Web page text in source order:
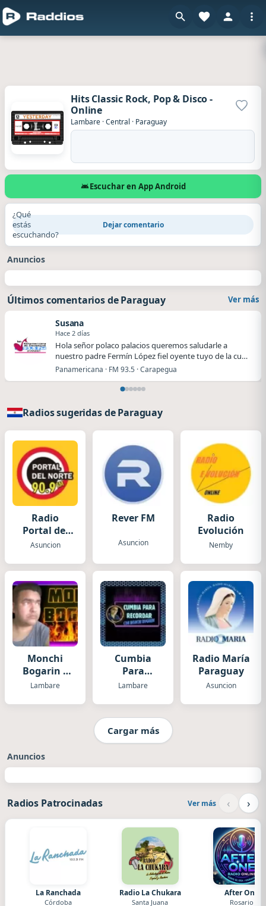
Hits Classic Rock, Pop & Disco -
Online
Lambare ·Central · Paraguay
Escuchar en App Android
¿Qué
estás
escuchando?
Dejar comentario
Anuncios
Últimos comentarios de Paraguay Ver más
Susana
Hace 2 días
Hola señor polaco palacios queremos saludarle a
nuestro padre Fermín López fiel oyente tuyo de la cu…
Panamericana · FM 93.5 · Carapegua
Radios sugeridas de Paraguay
Radio
Portal del
Norte
Asuncion
Rever FM
Asuncion
Radio
Evolución
Nemby
Monchi
Bogarin y
su
musical
Lambare
Cumbia
Para
Recordar
Bogarin
Lambare
Radio María
Paraguay
Asuncion
Cargar más
Anuncios
Radios Patrocinadas Ver más ‹ ›
La Ranchada
Córdoba
Radio La Chukara
Santa Juana
After One
Rosario